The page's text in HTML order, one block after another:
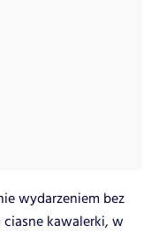
wydarzeniem bez
ciasne kawalerki, w